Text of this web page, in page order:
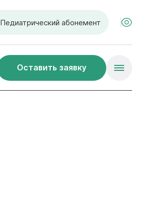
Педиатрический абонемент
Оставить заявку